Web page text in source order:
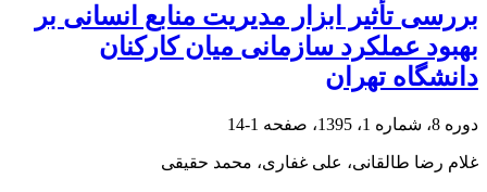
بررسی تأثیر ابزار مدیریت منابع انسانی بر
بهبود عملکرد سازمانی میان کارکنان
دانشگاه تهران
دوره 8، شماره 1، 1395، صفحه 1-14
غلام رضا طالقانی، علی غفاری، محمد حقیقی